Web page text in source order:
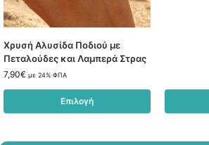
Χρυσή Αλυσίδα Ποδιού με
Πεταλούδες και Λαμπερά Στρας
7,90€ με 24% ΦΠΑ
Επιλογή